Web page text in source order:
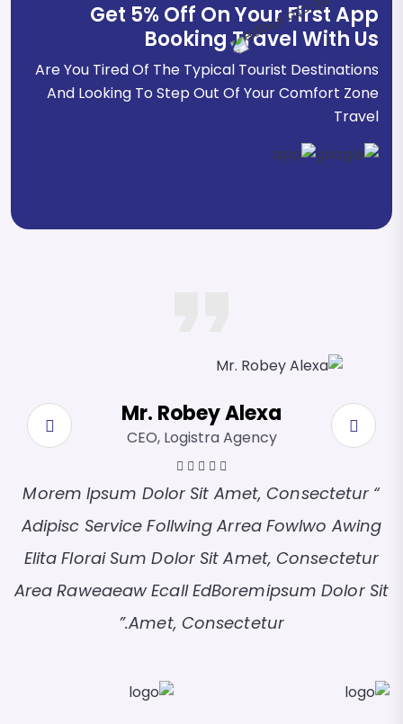
Get 5% Off On Your First App
Booking Travel With Us
Are You Tired Of The Typical Tourist Destinations
And Looking To Step Out Of Your Comfort Zone
Travel
Mr. Robey Alexa
CEO, Logistra Agency
“ Morem Ipsum Dolor Sit Amet, Consectetur
Adipisc Service Follwing Arrea Fowlwo Awing
Elita Florai Sum Dolor Sit Amet, Consectetur
Area Raweaeaw Ecall EdBoremIpsum Dolor Sit
Amet, Consectetur.”